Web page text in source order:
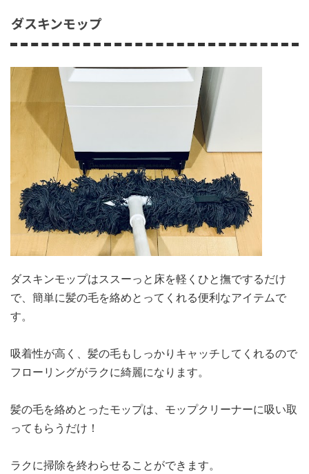
ダスキンモップ
ダスキンモップはススーっと床を軽くひと撫でするだけ
で、簡単に髪の毛を絡めとってくれる便利なアイテムで
す。
吸着性が高く、髪の毛もしっかりキャッチしてくれるので
フローリングがラクに綺麗になります。
髪の毛を絡めとったモップは、モップクリーナーに吸い取
ってもらうだけ！
ラクに掃除を終わらせることができます。